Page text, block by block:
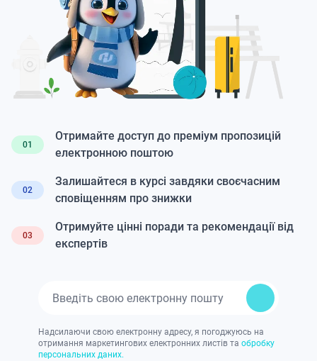
01
Отримайте доступ до преміум пропозицій
електронною поштою
02
Залишайтеся в курсі завдяки своєчасним
сповіщенням про знижки
03
Отримуйте цінні поради та рекомендації від
експертів
Надсилаючи свою електронну адресу, я погоджуюсь на
отримання маркетингових електронних листів та обробку
персональних даних.